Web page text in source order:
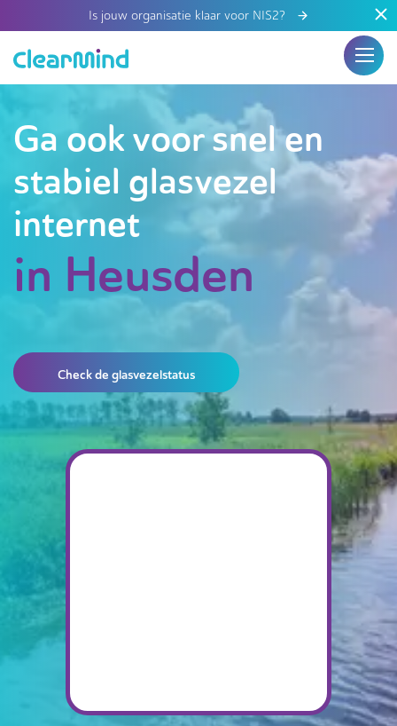
Is jouw organisatie klaar voor NIS2?
Ga ook voor snel en
stabiel glasvezel
internet
in Heusden
Check de glasvezelstatus